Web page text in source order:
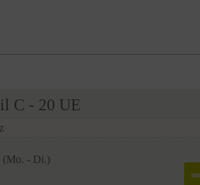
C - 20 UE
(Mo. - Di.)